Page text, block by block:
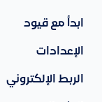
ابدأ مع قيود
الإعدادات
الربط الإلكتروني